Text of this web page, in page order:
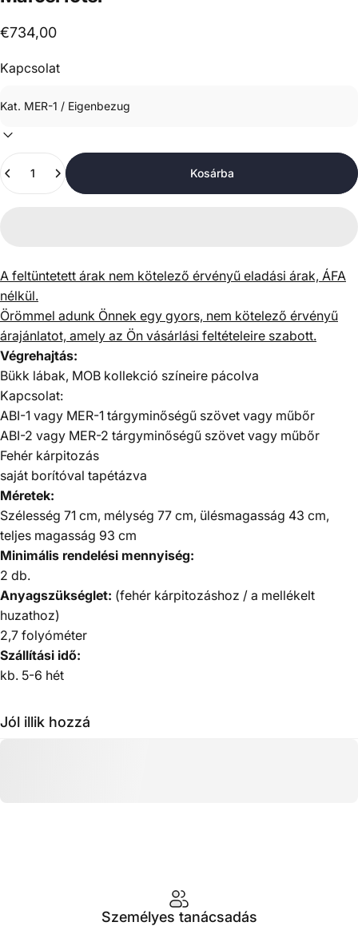
€734,00
Kapcsolat
Mennyiség
Kosárba
A feltüntetett árak nem kötelező érvényű eladási árak, ÁFA
nélkül.
Örömmel adunk Önnek egy gyors, nem kötelező érvényű
árajánlatot, amely az Ön vásárlási feltételeire szabott.
Végrehajtás:
Bükk lábak, MOB kollekció színeire pácolva
Kapcsolat:
ABI-1 vagy MER-1 tárgyminőségű szövet vagy műbőr
ABI-2 vagy MER-2 tárgyminőségű szövet vagy műbőr
Fehér kárpitozás
saját borítóval tapétázva
Méretek:
Szélesség 71 cm, mélység 77 cm, ülésmagasság 43 cm,
teljes magasság 93 cm
Minimális rendelési mennyiség:
2 db.
Anyagszükséglet: (fehér kárpitozáshoz / a mellékelt
huzathoz)
2,7 folyóméter
Szállítási idő:
kb. 5-6 hét
Jól illik hozzá
Személyes tanácsadás